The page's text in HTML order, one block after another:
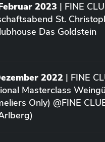
2023 | FINE
St.
Das Goldstein
2022 | FINE
Masterclass
Only) @FINE